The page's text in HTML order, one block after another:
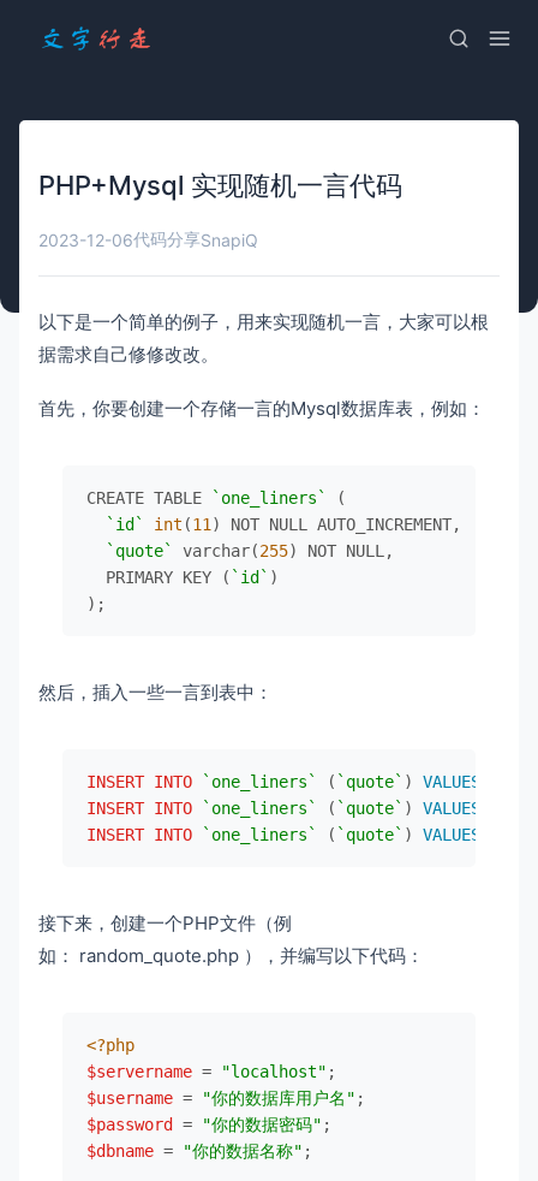
PHP+Mysql 实现随机一言代码
2023-12-06代码分享SnapiQ
以下是一个简单的例子，用来实现随机一言，大家可以根
据需求自己修修改改。
首先，你要创建一个存储一言的Mysql数据库表，例如：
CREATE TABLE `one_liners`
(
`id`
int (11 ) NOT NULL AUTO_INCREMENT,
`quote`
varchar(255) NOT NULL,
  PRIMARY KEY (
`id` )
);
然后，插入一些一言到表中：
INSERT INTO `one_liners` ( `quote` ) VALUES
INSERT INTO `one_liners` ( `quote` ) VALUES
INSERT INTO `one_liners` ( `quote` ) VALUES
接下来，创建一个PHP文件（例
如： random_quote.php ），并编写以下代码：
<?php
$servername = "localhost"
$username = "你的数据库用户名"
$password = "你的数据密码"
$dbname = "你的数据名称" ;